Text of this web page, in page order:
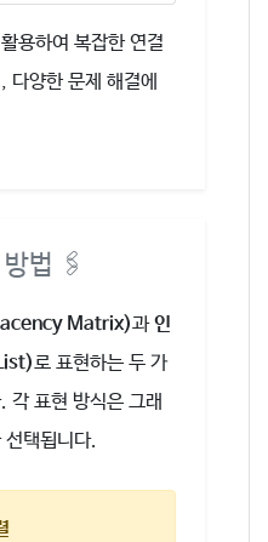
용하여 복잡한 연결
다양한 문제 해결에
방법 🖇️
Matrix)과인
로 표현하는 두 가
각 표현 방식은 그래
택됩니다.